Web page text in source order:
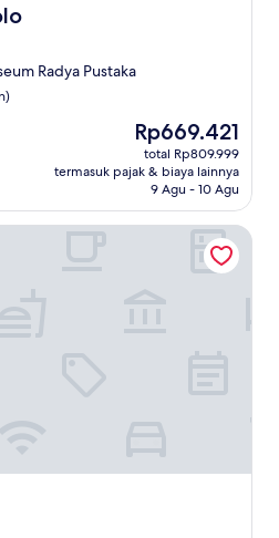
Radya Pustaka
Harga
sekarang
Rp669.421
Rp669.421
total Rp809.999
termasuk pajak & biaya lainnya
9 Agu - 10 Agu